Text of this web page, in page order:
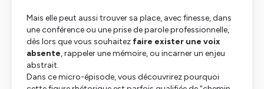
Mais elle peut aussi trouver sa place, avec finesse, dans
une conférence ou une prise de parole professionnelle,
dès lors que vous souhaitez faire exister une voix
absente, rappeler une mémoire, ou incarner un enjeu
abstrait.
Dans ce micro-épisode, vous découvrirez pourquoi